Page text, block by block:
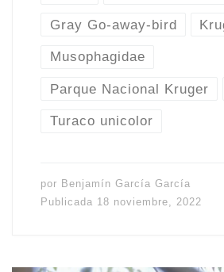
Gray Go-away-bird
Musophagidae
Parque Nacional Kruger
Turaco unicolor
por Benjamín García García
Publicada 18 noviembre, 2022